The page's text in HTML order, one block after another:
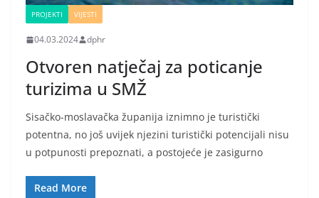
PROJEKTI VIJESTI
04.03.2024 dphr
Otvoren natječaj za poticanje
turizima u SMŽ
Sisačko-moslavačka županija iznimno je turistički
potentna, no još uvijek njezini turistički potencijali nisu
u potpunosti prepoznati, a postojeće je zasigurno
Read More